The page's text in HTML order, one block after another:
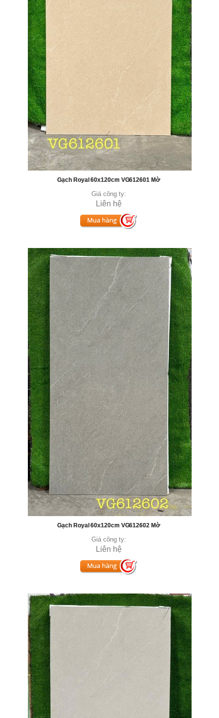
Gạch Royal 60x120cm VG612601 Mờ
Giá công ty:
Liên hệ
Gạch Royal 60x120cm VG612602 Mờ
Giá công ty:
Liên hệ